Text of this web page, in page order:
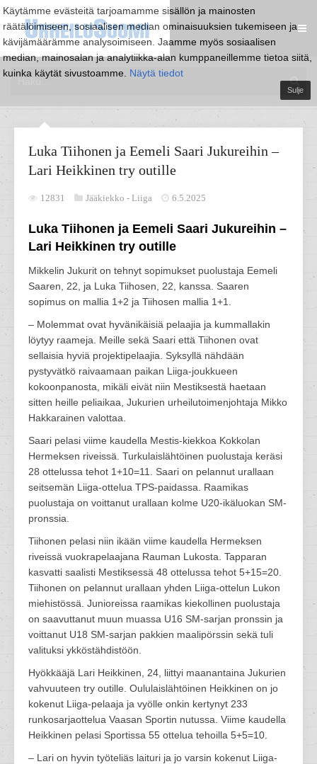
Käytämme evästeitä tarjoamamme sisällön ja mainosten
räätälöimiseen, sosiaalisen median ominaisuuksien tukemiseen ja
kävijämäärämme analysoimiseen. Jaamme myös sosiaalisen
median, mainosalan ja analytiikka-alan kumppaneillemme tietoa siitä,
kuinka käytät sivustoamme. Näytä tiedot
Sulje
Luka Tiihonen ja Eemeli Saari Jukureihin –
Lari Heikkinen try outille
12831 Jääkiekko - Liiga 6.5.2025
Luka Tiihonen ja Eemeli Saari Jukureihin –
Lari Heikkinen try outille
Mikkelin Jukurit on tehnyt sopimukset puolustaja Eemeli
Saaren, 22, ja Luka Tiihosen, 22, kanssa. Saaren
sopimus on mallia 1+2 ja Tiihosen mallia 1+1.
– Molemmat ovat hyvänikäisiä pelaajia ja kummallakin
löytyy raameja. Meille sekä Saari että Tiihonen ovat
sellaisia hyviä projektipelaajia. Syksyllä nähdään
pystyvätkö raivaamaan paikan Liiga-joukkueen
kokoonpanosta, mikäli eivät niin Mestiksestä haetaan
sitten heille peliaikaa, Jukurien urheilutoimenjohtaja Mikko
Hakkarainen valottaa.
Saari pelasi viime kaudella Mestis-kiekkoa Kokkolan
Hermeksen riveissä. Turkulaislähtöinen puolustaja keräsi
28 ottelussa tehot 1+10=11. Saari on pelannut urallaan
seitsemän Liiga-ottelua TPS-paidassa. Raamikas
puolustaja on voittanut urallaan kolme U20-ikäluokan SM-
pronssia.
Tiihonen pelasi niin ikään viime kaudella Hermeksen
riveissä vuokrapelaajana Rauman Lukosta. Tapparan
kasvatti saalisti Mestiksessä 48 ottelussa tehot 5+15=20.
Tiihonen on pelannut urallaan yhden Liiga-ottelun Lukon
miehistössä. Junioreissa raamikas kiekollinen puolustaja
on saavuttanut muun muassa U16 SM-sarjan pronssin ja
voittanut U18 SM-sarjan pakkien maalipörssin sekä tuli
valituksi ykköstähdistöön.
Hyökkääjä Lari Heikkinen, 24, liittyi maanantaina Jukurien
vahvuuteen try outille. Oululaislähtöinen Heikkinen on jo
kokenut Liiga-pelaaja ja vyölle onkin kertynyt 233
runkosarjaottelua Vaasan Sportin nutussa. Viime kaudella
Heikkinen pelasi Sportissa 55 ottelua tehoilla 5+5=10.
– Lari on hyvin työteliäs laituri ja jo varsin kokenut Liiga-